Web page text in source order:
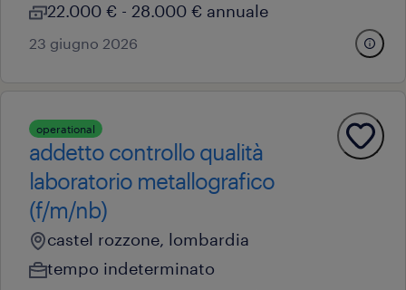
22.000 € - 28.000 € annuale
23 giugno 2026
operational
addetto controllo qualità
laboratorio metallografico
(f/m/nb)
castel rozzone, lombardia
tempo indeterminato